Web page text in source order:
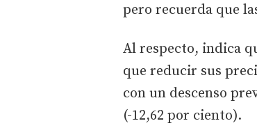
pero recuerda que
Al respecto, indica
que reducir sus
con un descenso
(-12,62 por ciento).